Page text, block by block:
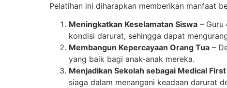
Pelatihan ini diharapkan memberikan manfaat
Meningkatkan Keselamatan Siswa –
kondisi darurat, sehingga dapat
Membangun Kepercayaan Orang Tua –
yang baik bagi anak-anak mereka.
Menjadikan Sekolah sebagai Medical
siaga dalam menangani keadaan darurat